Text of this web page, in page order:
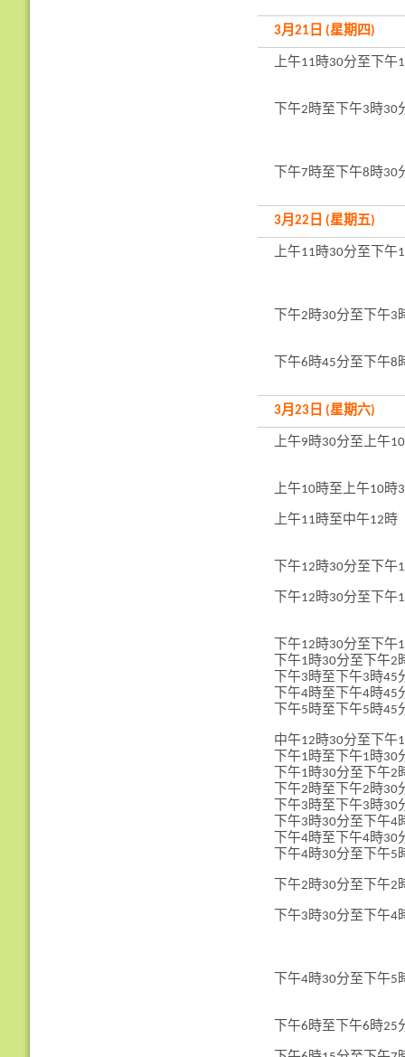
3月21日 (星期四)
上午11時30分至下午
下午2時至下午3時30
下午7時至下午8時30
3月22日 (星期五)
上午11時30分至下午
下午2時30分至下午3
下午6時45分至下午8
3月23日 (星期六)
上午9時30分至上午
上午10時至上午10時
上午11時至中午12時
下午12時30分至下午
下午12時30分至下午
下午12時30分至下午
下午1時30分至下午2
下午3時至下午3時45
下午4時至下午4時45
下午5時至下午5時45
中午12時30分至下午
下午1時至下午1時30
下午1時30分至下午2
下午2時至下午2時30
下午3時至下午3時30
下午3時30分至下午4
下午4時至下午4時30
下午4時30分至下午5
下午2時30分至下午2
下午3時30分至下午4
下午4時30分至下午5
下午6時至下午6時25